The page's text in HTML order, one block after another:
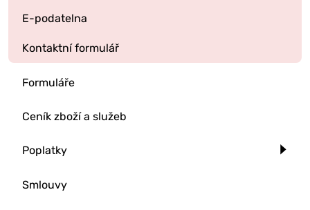
E-podatelna
Kontaktní formulář
Formuláře
Ceník zboží a služeb
Poplatky
Smlouvy